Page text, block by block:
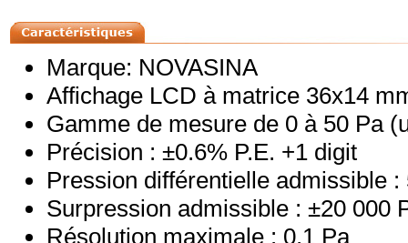
Marque: NOVASINA
Affichage LCD à matrice 36x14
Gamme de mesure de 0 à 50 Pa
Précision : ±0.6% P.E. +1 digit
Pression différentielle admissible :
Surpression admissible : ±20 000
Résolution maximale : 0.1 Pa